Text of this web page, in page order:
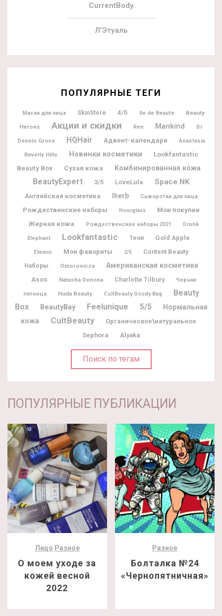
CurrentBody
Л’Этуаль
ПОПУЛЯРНЫЕ ТЕГИ
Маска для лица SkinStore 4/5 Ile de Beaute
Beauty
Heroes
Акции и скидки Ren Mankind
Dr
Dennis Gross
HQHair Адвент-календари Anastasia
Beverly Hills Новинки косметики
Lookfantastic
Beauty Box
Сухая кожа Комбинированная кожа
BeautyExpert 3/5 LoveLula Space NK
Английская косметика Iherb Сыворотка для лица
Рождественские наборы Hourglass
Мои покупки
Жирная кожа
Рождественские наборы 2021 Drunk
Elephant Lookfantastic Тени Gold Apple
Elemis Мои фавориты 2/5 Content Beauty
Наборы Omorovicza Американская косметика
Asos Natasha Denona Charlotte Tilbury Черная
пятница Huda Beauty CultBeauty Goody Bag
Beauty
Box
BeautyBay Feelunique 5/5
Нормальная
кожа
CultBeauty
Органическое\натуральное
Sephora
Alyaka
Поиск по тегам
ПОПУЛЯРНЫЕ ПУБЛИКАЦИИ
Лицо Разное
О моем уходе за
кожей весной
2022
Разное
Болталка №24
«Чернопятничная»